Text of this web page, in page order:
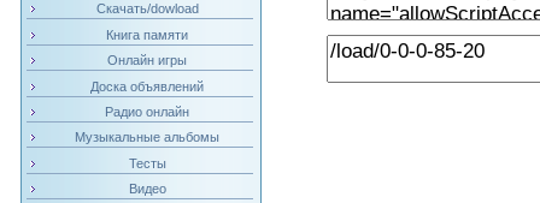
Скачать/dowload
Книга памяти
Онлайн игры
Доска объявлений
Радио онлайн
Музыкальные альбомы
Тесты
Видео